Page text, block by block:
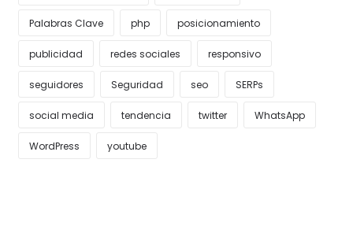
Palabras Clave php posicionamiento
publicidad redes sociales responsivo
seguidores Seguridad seo SERPs
social media tendencia twitter WhatsApp
WordPress youtube